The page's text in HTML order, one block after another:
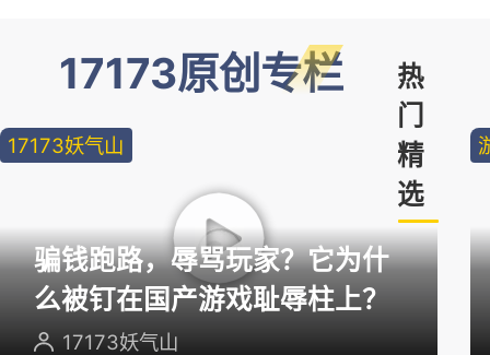
17173原创专栏
热
门
精
选
17173妖气山
骗钱跑路，辱骂玩家？它为什
么被钉在国产游戏耻辱柱上？
17173妖气山